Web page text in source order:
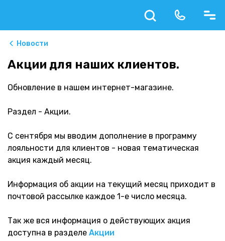
Новости
Акции для наших клиентов.
Обновление в нашем интернет-магазине.
Раздел - Акции.
С сентября мы вводим дополнение в программу
лояльности для клиентов - новая тематическая
акция каждый месяц.
Информация об акции на текущий месяц приходит в
почтовой рассылке каждое 1-е число месяца.
Так же вся информация о действующих акция
доступна в разделе Акции